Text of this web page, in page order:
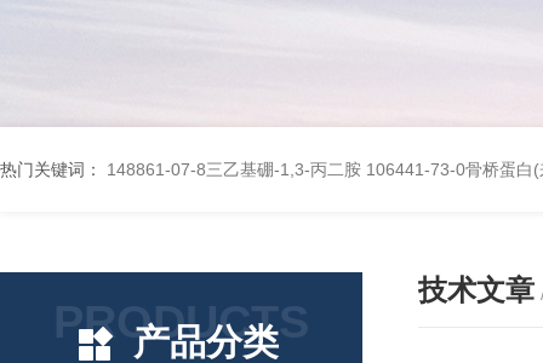
热门关键词： 148861-07-8三乙基硼-1,3-丙二胺 106441-73-0骨桥蛋白
PRODUCTS
产品分类
技术文章